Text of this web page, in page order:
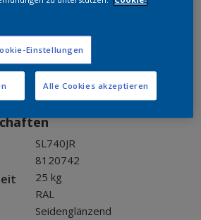
bestellen
Sie direkt im Webshop
SL740JR
8120742
25 kg
RAL
Seidenglänzend
Einstellungen
Alle Cookies akzeptieren